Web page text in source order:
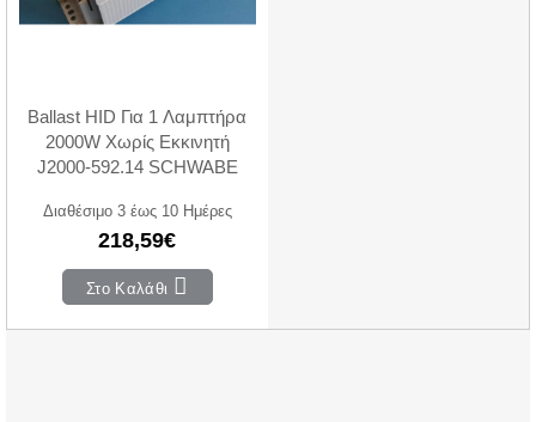
Ballast HID Για 1 Λαμπτήρα
2000W Χωρίς Εκκινητή
J2000-592.14 SCHWABE
Διαθέσιμο 3 έως 10 Ημέρες
218,59€
Στο Καλάθι